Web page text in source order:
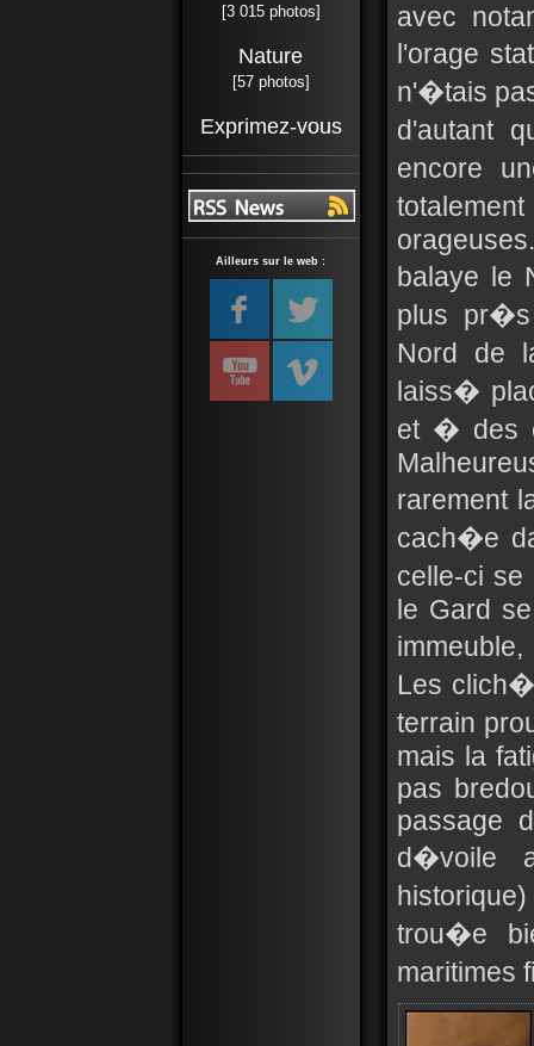
[3 015 photos]
Nature
[57 photos]
Exprimez-vous
Ailleurs sur le web :
avec
l'orage
n'�tais
d'autant
encore
balaye le
plus pr�s
Nord de
laiss�
et � des
rarement
cach�e
celle-ci
le Gard
Les
terrain
mais la
pas
passage
d�voile
trou�e
maritimes